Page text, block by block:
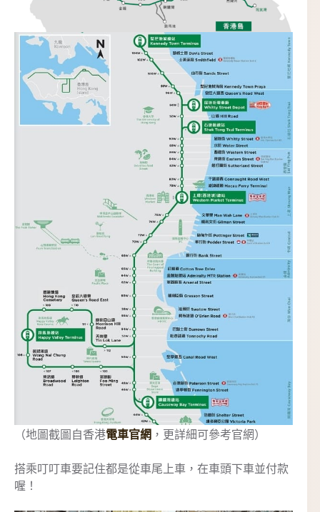
（地圖截圖自香港電車官網 ，更詳細可參考官網）
搭乘叮叮車要記住都是從車尾上車，在車頭下車並付款
喔！